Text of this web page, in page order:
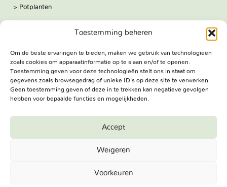
Toestemming beheren
Om de beste ervaringen te bieden, maken we gebruik van technologieën
zoals cookies om apparaatinformatie op te slaan en/of te openen.
Toestemming geven voor deze technologieën stelt ons in staat om
gegevens zoals browsegedrag of unieke ID's op deze site te verwerken.
Geen toestemming geven of deze in te trekken kan negatieve gevolgen
hebben voor bepaalde functies en mogelijkheden.
Accept
Weigeren
Voorkeuren
Potplanten
Volg ons:
Facebook
Bezoekadres
Haringweg 3A
2975 LB Ottoland
Reserved.